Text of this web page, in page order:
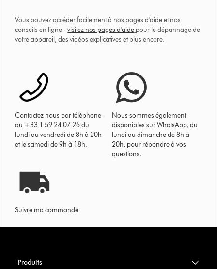
Vous pouvez accéder facilement à nos pages d'aide et nos
conseils en ligne -visitez nos pages d'aide pour le dépannage de
votre appareil, des vidéos explicatives et plus encore.
Contactez nous par téléphone
au +33 1 59 24 07 26 du
lundi au vendredi de 8h à 20h
et le samedi de 9h à 18h.
Nous sommes également
disponibles sur WhatsApp, du
lundi au dimanche de 8h à
20h, pour répondre à vos
questions.
Suivre ma commande
Produits